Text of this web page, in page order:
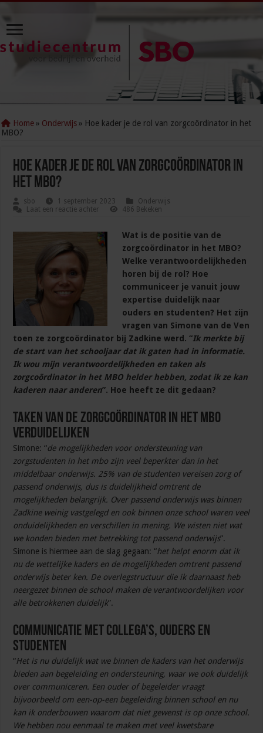
Home » Onderwijs » Hoe kader je de rol van zorgcoördinator in het
MBO?
Hoe kader je de rol van zorgcoördinator in
het MBO?
sbo 1 september 2023
Onderwijs
Laat een reactie achter
486 Bekeken
Wat is de positie van de
zorgcoördinator in het MBO?
Welke verantwoordelijkheden
horen bij de rol? Hoe
communiceer je vanuit jouw
expertise duidelijk naar
ouders en studenten? Het zijn
vragen van Simone van de Ven
toen ze zorgcoördinator bij Zadkine werd. “Ik merkte bij
de start van het schooljaar dat ik gaten had in informatie.
Ik wou mijn verantwoordelijkheden en taken als
zorgcoördinator in het MBO helder hebben, zodat ik ze kan
kaderen naar anderen”. Hoe heeft ze dit gedaan?
Taken van de zorgcoördinator in het MBO
verduidelijken
Simone: “de mogelijkheden voor ondersteuning van
zorgstudenten in het mbo zijn veel beperkter dan in het
middelbaar onderwijs. 25% van de studenten vereisen zorg of
passend onderwijs, dus is duidelijkheid omtrent de
mogelijkheden belangrijk. Over passend onderwijs was binnen
Zadkine weinig vastgelegd en ook binnen onze school waren veel
onduidelijkheden en verschillen in mening. We wisten niet wat
we konden bieden met betrekking tot passend onderwijs”.
Simone is hiermee aan de slag gegaan: “het helpt enorm dat ik
nu de wettelijke kaders en de mogelijkheden omtrent passend
onderwijs beter ken. De overlegstructuur die ik daarnaast heb
neergezet binnen de school maken de verantwoordelijken voor
alle betrokkenen duidelijk”.
Communicatie met collega’s, ouders en
studenten
“Het is nu duidelijk wat we binnen de kaders van het onderwijs
bieden aan begeleiding en ondersteuning, waar we ook duidelijk
over communiceren. Een ouder of begeleider vraagt
bijvoorbeeld om een-op-een begeleiding binnen school en nu
kan ik onderbouwen waarom dat niet gewenst is op onze school.
We hebben nou eenmaal te maken met veel kwetsbare